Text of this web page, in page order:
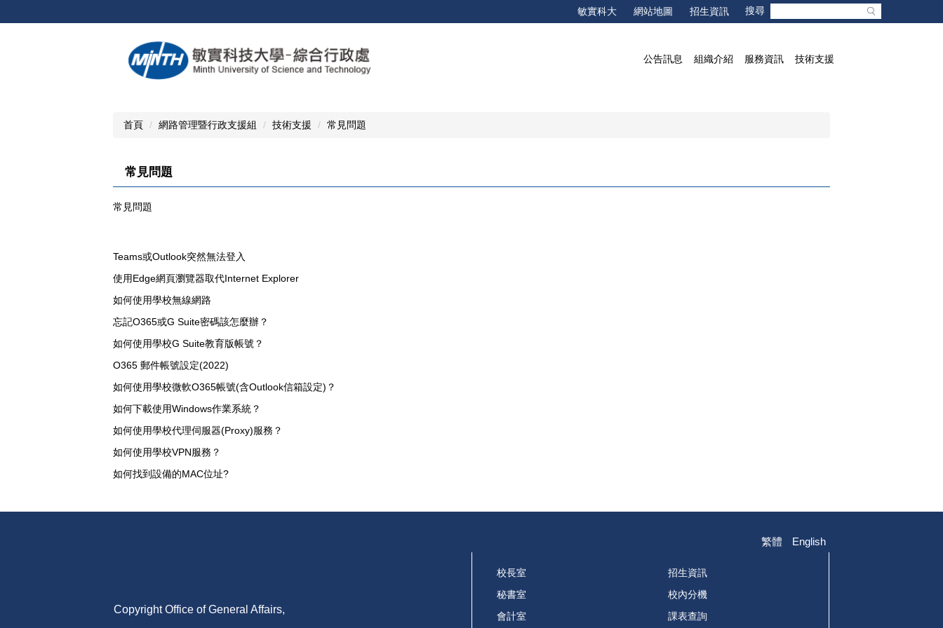
到
敏實科大 網站地圖 招生資訊
公告訊息 組織介紹 服務資訊 技術支援
首頁 網路管理暨行政支援組 技術支援 常見問題
常見問題
常見問題
Teams或Outlook突然無法登入
使用Edge網頁瀏覽器取代Internet Explorer
如何使用學校無線網路
忘記O365或G Suite密碼該怎麼辦？
如何使用學校G Suite教育版帳號？
O365 郵件帳號設定(2022)
如何使用學校微軟O365帳號(含Outlook信箱設定)？
如何下載使用Windows作業系統？
如何使用學校代理伺服器(Proxy)服務？
如何使用學校VPN服務？
如何找到設備的MAC位址?
繁體 English
Copyright Office of General Affairs,
校長室
秘書室
會計室
招生資訊
校內分機
課表查詢